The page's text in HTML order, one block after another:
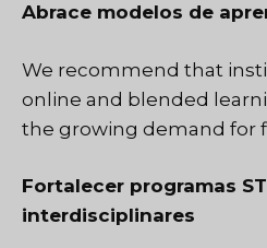
Abrace modelos de
We recommend that
online and blended
the growing demand for
Fortalecer programas
interdisciplinares